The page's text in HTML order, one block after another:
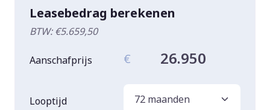
Leasebedrag berekenen
BTW: €5.659,50
Aanschafprijs € 26.950
Looptijd